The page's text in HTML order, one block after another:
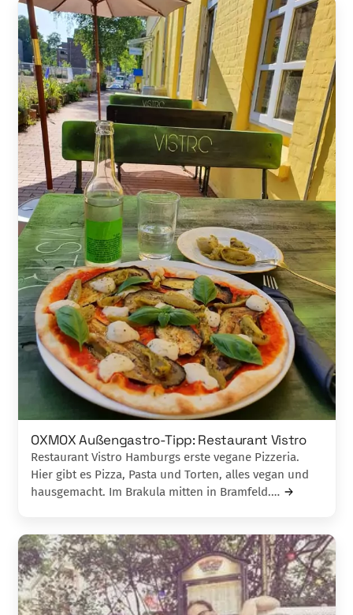
OXMOX Außengastro-Tipp: Restaurant Vistro
Restaurant Vistro Hamburgs erste vegane Pizzeria.
Hier gibt es Pizza, Pasta und Torten, alles vegan und
hausgemacht. Im Brakula mitten in Bramfeld.…